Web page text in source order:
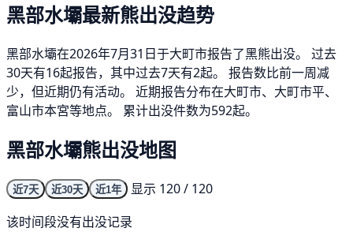
黑部水壩最新熊出没趋势
黑部水壩在2026年7月31日于大町市报告了黑熊出没。 过去
30天有16起报告，其中过去7天有2起。 报告数比前一周减
少，但近期仍有活动。 近期报告分布在大町市、大町市平、
富山市本宮等地点。 累计出没件数为592起。
黑部水壩熊出没地图
近7天 近30天 近1年
显示 120 / 120
该时间段没有出没记录